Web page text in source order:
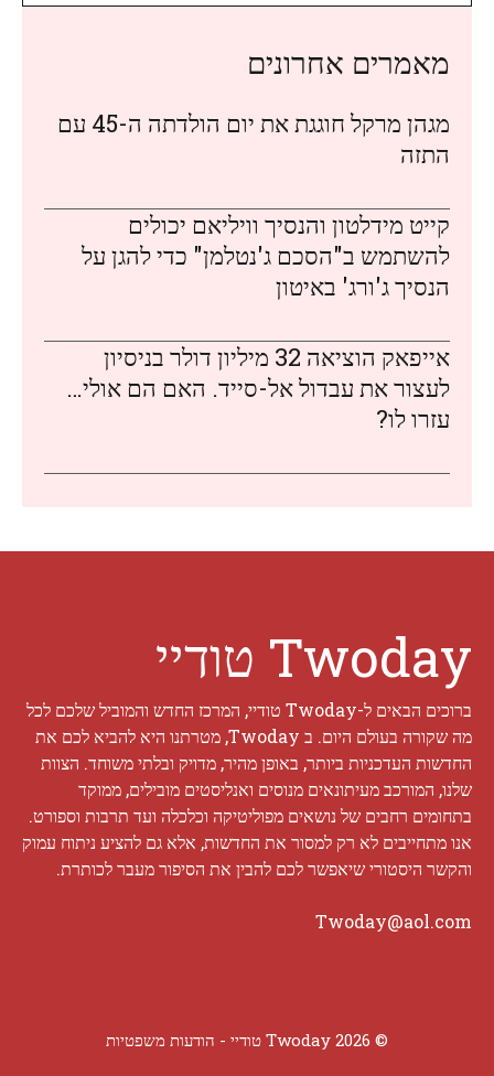
מאמרים אחרונים
מגהן מרקל חוגגת את יום הולדתה ה-45 עם
התזה
קייט מידלטון והנסיך וויליאם יכולים
להשתמש ב"הסכם ג'נטלמן" כדי להגן על
הנסיך ג'ורג' באיטון
אייפאק הוציאה 32 מיליון דולר בניסיון
לעצור את עבדול אל-סייד. האם הם אולי…
עזרו לו?
Twoday טודיי
ברוכים הבאים ל-Twoday טודיי, המרכז החדש והמוביל שלכם לכל
מה שקורה בעולם היום. ב Twoday, מטרתנו היא להביא לכם את
החדשות העדכניות ביותר, באופן מהיר, מדויק ובלתי משוחד. הצוות
שלנו, המורכב מעיתונאים מנוסים ואנליסטים מובילים, ממוקד
בתחומים רחבים של נושאים מפוליטיקה וכלכלה ועד תרבות וספורט.
אנו מתחייבים לא רק למסור את החדשות, אלא גם להציע ניתוח עמוק
והקשר היסטורי שיאפשר לכם להבין את הסיפור מעבר לכותרת.
Twoday@aol.com
© 2026 Twoday טודיי - הודעות משפטיות